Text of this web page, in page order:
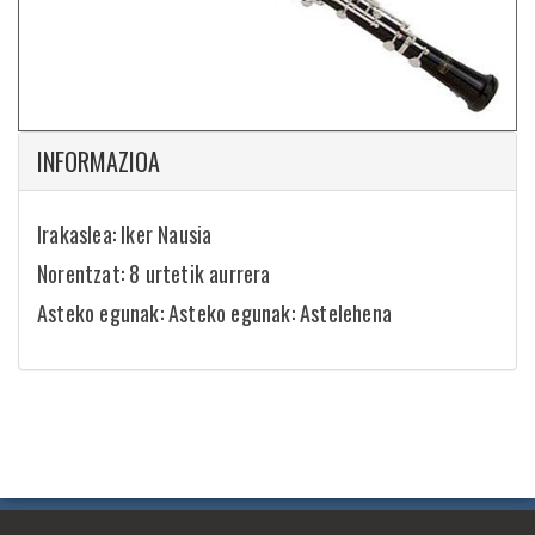
INFORMAZIOA
Irakaslea: Iker Nausia
Norentzat: 8 urtetik aurrera
Asteko egunak: Asteko egunak: Astelehena